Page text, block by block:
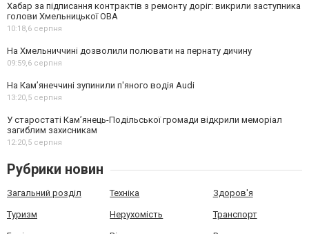
Хабар за підписання контрактів з ремонту доріг: викрили заступника
голови Хмельницької ОВА
10:18,6 серпня
На Хмельниччині дозволили полювати на пернату дичину
09:59,6 серпня
На Камʼянеччині зупинили п'яного водія Audi
13:20,5 серпня
У старостаті Кам’янець-Подільської громади відкрили меморіал
загиблим захисникам
12:20,5 серпня
Рубрики новин
Загальний розділ Техніка Здоров'я
Туризм Нерухомість Транспорт